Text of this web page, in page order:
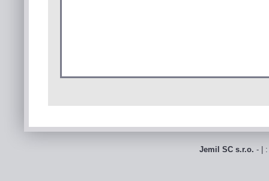
Jemil SC s.r.o. - |